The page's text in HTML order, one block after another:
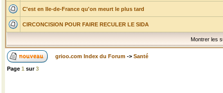
C'est en Ile-de-France qu'on meurt le plus tard
CIRCONCISION POUR FAIRE RECULER LE SIDA
Montrer les
grioo.com Index du Forum -> Santé
Page 1 sur3